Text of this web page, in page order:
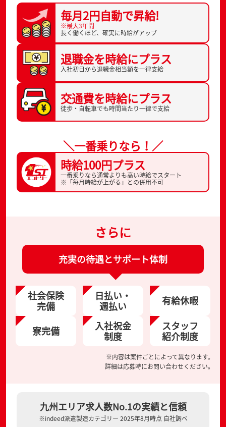
毎月2円自動で昇給!
※最大3年間
長く働くほど、 確実に時給がアップ
退職金を時給にプラス
入社初日から退職金相当額を一律支給
交通費を時給にプラス
徒歩・自転車でも時間当たり一律で支給
＼一番乗りなら！／
時給100円プラス
一番乗りなら通常よりも高い時給でスタート
※「毎月時給が上がる」との併用不可
さらに
充実の待遇とサポート体制
社会保険
完備
日払い・
週払い 有給休暇
寮完備 入社祝金
制度
スタッフ
紹介制度
※内容は案件ごとによって異なります。
詳細は応募時にお問い合わせください。
九州エリア求人数No.1の実績と信頼
※indeed派遣製造カテゴリー 2025年8月時点 自社調べ